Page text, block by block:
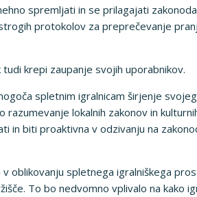
spremljati in se prilagajati
protokolov za preprečevanje
krepi zaupanje svojih uporabnikov.
spletnim igralnicam širjenje
lokalnih zakonov in
in biti proaktivna v odzivanju na
oblikovanju spletnega igralniškega
To bo nedvomno vplivalo na kako